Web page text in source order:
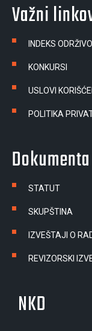
Važni
INDEKS
KONKURSI
USLOVI
POLITIKA
Dokumenta
STATUT
SKUPŠTINA
IZVEŠTAJI O
REVIZORSKI
NKD